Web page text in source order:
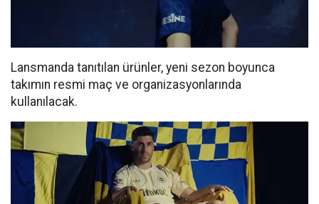
Lansmanda tanıtılan ürünler, yeni sezon boyunca
takımın resmi maç ve organizasyonlarında
kullanılacak.